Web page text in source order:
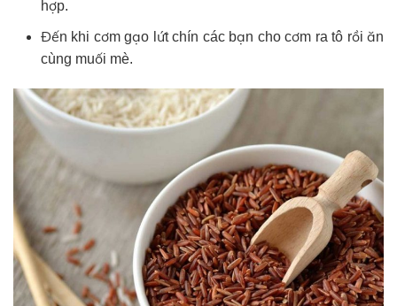
hợp.
Đến khi cơm gạo lứt chín các bạn cho cơm ra tô rồi ăn
cùng muối mè.